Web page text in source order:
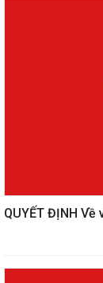
QUYẾT ĐỊNH Về